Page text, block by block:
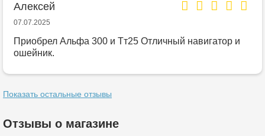
Алексей
07.07.2025
Приобрел Альфа 300 и Тт25 Отличный навигатор и
ошейник.
Показать остальные отзывы
Отзывы о магазине